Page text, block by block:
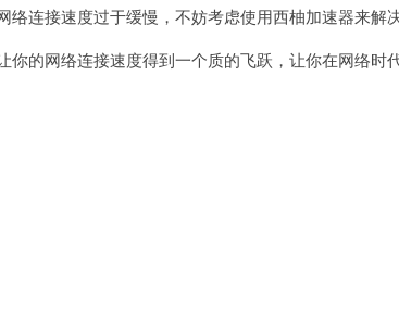
连接速度过于缓慢，不妨考虑使用西柚加速器来解决
的网络连接速度得到一个质的飞跃，让你在网络时代